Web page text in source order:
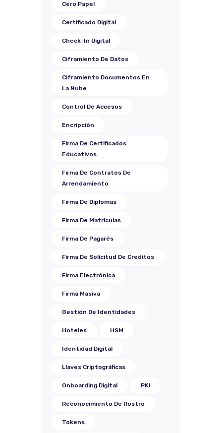
Cero Papel
Certificado Digital
Check-In Digital
Ciframiento De Datos
Ciframiento Documentos En
La Nube
Control De Accesos
Encripción
Firma De Certificados
Educativos
Firma De Contratos De
Arrendamiento
Firma De Diplomas
Firma De Matriculas
Firma De Pagarés
Firma De Solicitud De Creditos
Firma Electrónica
Firma Masiva
Gestión De Identidades
Hoteles HSM
Identidad Digital
Llaves Criptográficas
Onboarding Digital PKI
Reconocimiento De Rostro
Tokens